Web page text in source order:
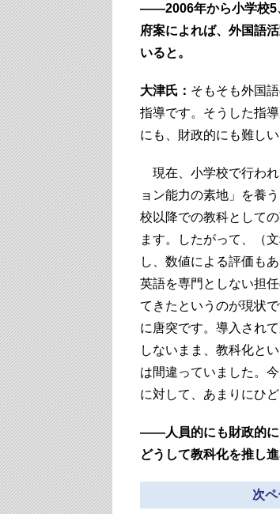
――2006年から小学校5
府案によれば、外国語
いると。
大津氏： そもそも外国
指導です。そうした指
にも、財政的にも難しい
現在、小学校で行われ
ョン能力の素地」を養
校以降での教科として
ます。したがって、（
し、数値による評価も
英語を専門としない担
てきたというのが現状
に唐突です。導入され
しないまま、教科化と
は間違っていました。
に対して、あまりにひ
――人員的にも財政的に
どうして教科化を推し
次